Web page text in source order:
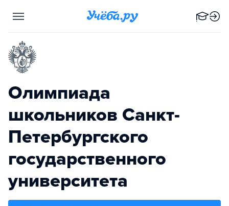
Олимпиада
школьников Санкт-
Петербургского
государственного
университета